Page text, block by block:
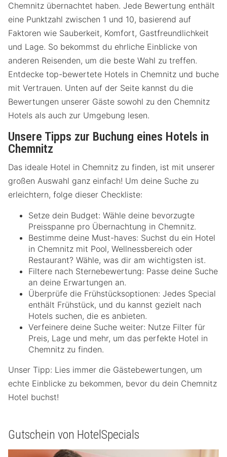
Chemnitz übernachtet haben. Jede Bewertung enthält
eine Punktzahl zwischen 1 und 10, basierend auf
Faktoren wie Sauberkeit, Komfort, Gastfreundlichkeit
und Lage. So bekommst du ehrliche Einblicke von
anderen Reisenden, um die beste Wahl zu treffen.
Entdecke top-bewertete Hotels in Chemnitz und buche
mit Vertrauen. Unten auf der Seite kannst du die
Bewertungen unserer Gäste sowohl zu den Chemnitz
Hotels als auch zur Umgebung lesen.
Unsere Tipps zur Buchung eines Hotels in
Chemnitz
Das ideale Hotel in Chemnitz zu finden, ist mit unserer
großen Auswahl ganz einfach! Um deine Suche zu
erleichtern, folge dieser Checkliste:
Setze dein Budget: Wähle deine bevorzugte
Preisspanne pro Übernachtung in Chemnitz.
Bestimme deine Must-haves: Suchst du ein Hotel
in Chemnitz mit Pool, Wellnessbereich oder
Restaurant? Wähle, was dir am wichtigsten ist.
Filtere nach Sternebewertung: Passe deine Suche
an deine Erwartungen an.
Überprüfe die Frühstücksoptionen: Jedes Special
enthält Frühstück, und du kannst gezielt nach
Hotels suchen, die es anbieten.
Verfeinere deine Suche weiter: Nutze Filter für
Preis, Lage und mehr, um das perfekte Hotel in
Chemnitz zu finden.
Unser Tipp: Lies immer die Gästebewertungen, um
echte Einblicke zu bekommen, bevor du dein Chemnitz
Hotel buchst!
Gutschein von HotelSpecials